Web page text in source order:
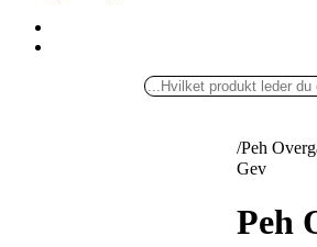
/Peh
Gev
Peh